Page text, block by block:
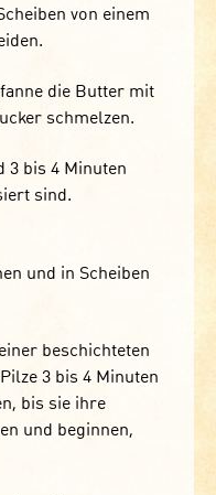
von einem
die Butter mit
schmelzen.
3 bis 4 Minuten
sind.
und in Scheiben
beschichteten
3 bis 4 Minuten
bis sie ihre
und beginnen,